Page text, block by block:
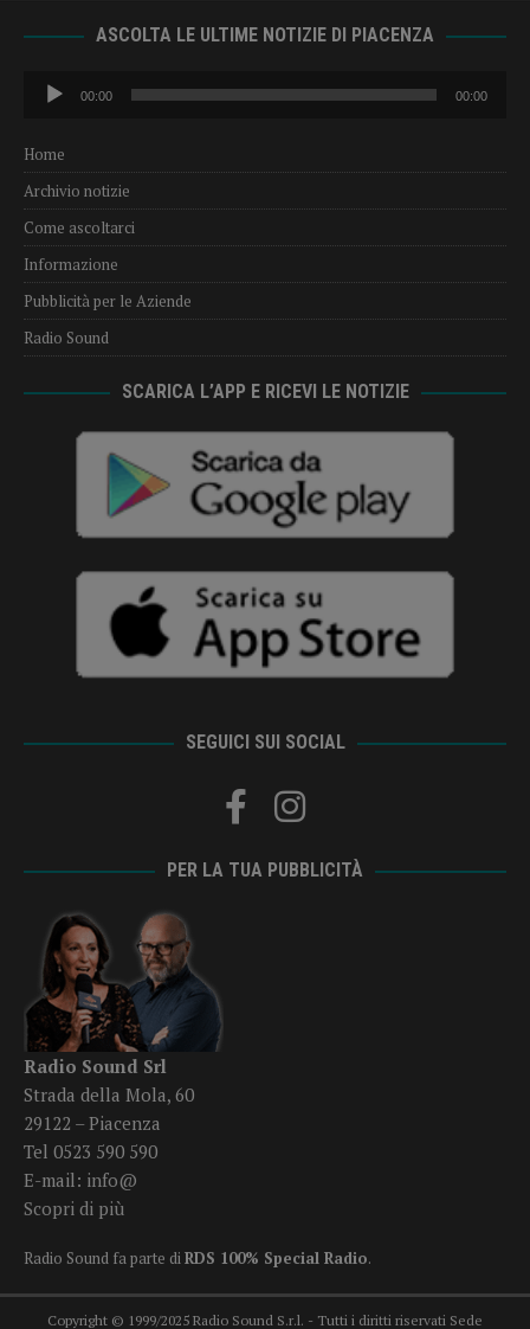
ASCOLTA LE ULTIME NOTIZIE DI PIACENZA
Audio
Player
00:00 00:00
Home
Archivio notizie
Come ascoltarci
Informazione
Pubblicità per le Aziende
Radio Sound
SCARICA L’APP E RICEVI LE NOTIZIE
SEGUICI SUI SOCIAL
PER LA TUA PUBBLICITÀ
Radio Sound Srl
Strada della Mola, 60
29122 – Piacenza
Tel 0523 590 590
E-mail: info@
Scopri di più
Radio Sound fa parte diRDS 100% Special Radio.
Copyright © 1999/2025 Radio Sound S.r.l. - Tutti i diritti riservati Sede